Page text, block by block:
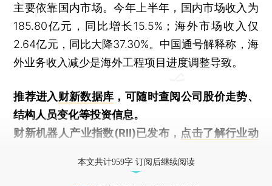
主要依靠国内市场。今年上半年，国内市场收入为
185.80亿元，同比增长15.5%；海外市场收入仅
2.64亿元，同比大降37.30%。中国通号解释称，海
外业务收入减少是海外工程项目进度调整导致。
推荐进入财新数据库 ，可随时查阅公司股价走势、
结构人员变化等投资信息。
财新机器人产业指数(RII)已发布， 点击了解行业动
本文共计959字 订阅后继续阅读